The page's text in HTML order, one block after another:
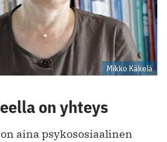
Mikko Käkelä
on yhteys
aina psykososiaalinen